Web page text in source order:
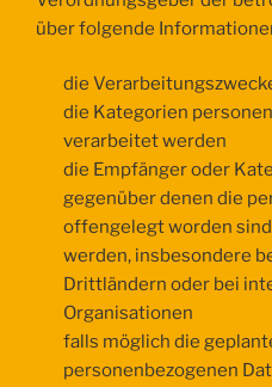
über folgende
die
die Kategorien
verarbeitet werden
die Empfänger oder
gegenüber denen die
offengelegt worden
werden, insbesondere
Drittländern oder bei
Organisationen
falls möglich die
personenbezogenen